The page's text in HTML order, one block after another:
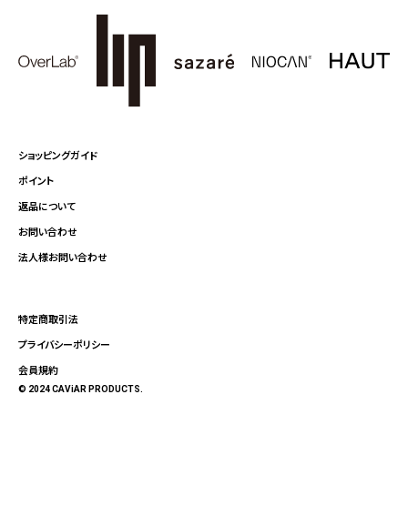
ショッピングガイド
ポイント
返品について
お問い合わせ
法人様お問い合わせ
特定商取引法
プライバシーポリシー
会員規約
© 2024 CAViAR PRODUCTS.